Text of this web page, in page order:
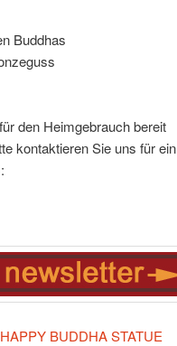
Buddhas
den Heimgebrauch bereit
kontaktieren Sie uns für ein
BUDDHA STATUE